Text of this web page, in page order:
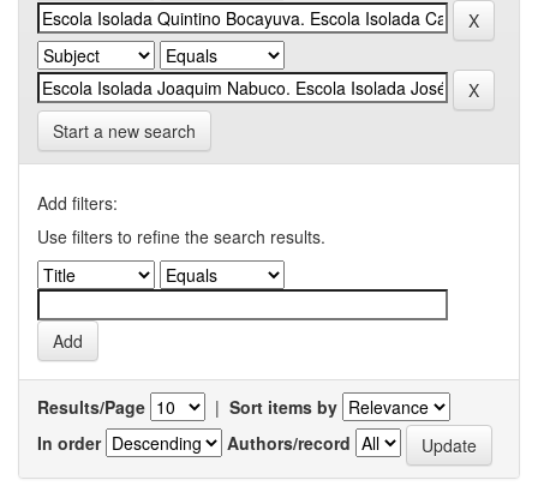
Start a new search
Add filters:
Use filters to refine the search results.
Results/Page | Sort items by
In order
Authors/record